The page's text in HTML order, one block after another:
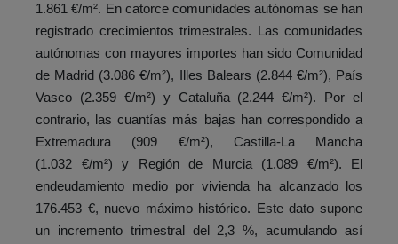
1.861 €/m². En catorce comunidades autónomas se han
registrado crecimientos trimestrales. Las comunidades
autónomas con mayores importes han sido Comunidad
de Madrid (3.086 €/m²), Illes Balears (2.844 €/m²), País
Vasco (2.359 €/m²) y Cataluña (2.244 €/m²). Por el
contrario, las cuantías más bajas han correspondido a
Extremadura (909 €/m²), Castilla-La Mancha
(1.032 €/m²) y Región de Murcia (1.089 €/m²). El
endeudamiento medio por vivienda ha alcanzado los
176.453 €, nuevo máximo histórico. Este dato supone
un incremento trimestral del 2,3 %, acumulando así